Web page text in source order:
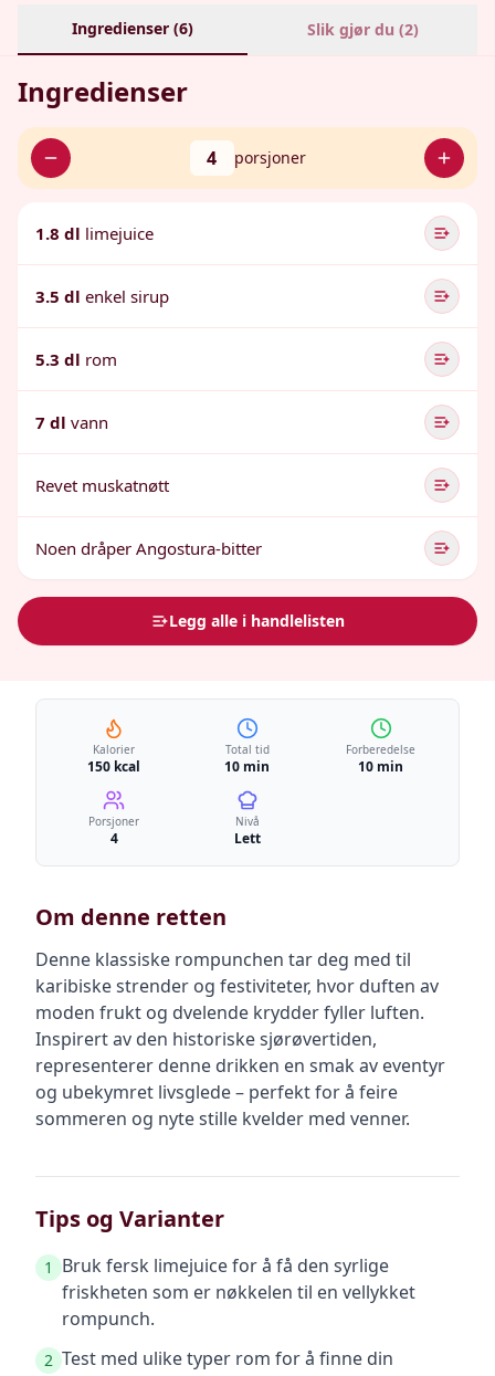
Ingredienser (6) Slik gjør du (2)
Ingredienser
4 porsjoner
1.8 dl limejuice
3.5 dl enkel sirup
5.3 dl rom
7 dl vann
Revet muskatnøtt
Noen dråper Angostura-bitter
Legg alle i handlelisten
Kalorier
150 kcal
Total tid
10 min
Forberedelse
10 min
Porsjoner
4
Nivå
Lett
Om denne retten
Denne klassiske rompunchen tar deg med til
karibiske strender og festiviteter, hvor duften av
moden frukt og dvelende krydder fyller luften.
Inspirert av den historiske sjørøvertiden,
representerer denne drikken en smak av eventyr
og ubekymret livsglede – perfekt for å feire
sommeren og nyte stille kvelder med venner.
Tips og Varianter
1
Bruk fersk limejuice for å få den syrlige
friskheten som er nøkkelen til en vellykket
rompunch.
2 Test med ulike typer rom for å finne din